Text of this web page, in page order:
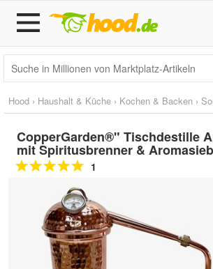
Hood › Haushalt & Küche › Kochen & Backen ›
CopperGarden®" Tischdestille
mit Spiritusbrenner & Aromasieb
1